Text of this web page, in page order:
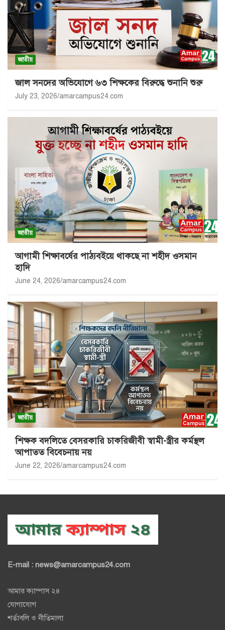
জাতীয়
জাল সনদের অভিযোগে ৬৩ শিক্ষকের বিরুদ্ধে শুনানি শুরু
July 23, 2026 amarcampus24.com
জাতীয়
আগামী শিক্ষাবর্ষের পাঠ্যবইয়ে থাকছে না শহীদ ওসমান
হাদি
June 24, 2026 amarcampus24.com
জাতীয়
শিক্ষক বদলিতে বেসরকারি চাকরিজীবী স্বামী-স্ত্রীর কর্মস্থল
আপাতত বিবেচনায় নয়
June 22, 2026 amarcampus24.com
E-mail : news@amarcampus24.com
আমার ক্যাম্পাস ২৪
যোগাযোগ
শর্তাবলি ও নীতিমালা